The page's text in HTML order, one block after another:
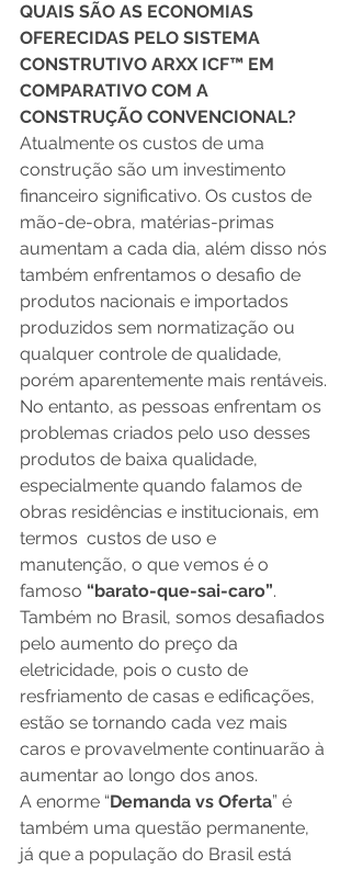
QUAIS SÃO AS ECONOMIAS
OFERECIDAS PELO SISTEMA
CONSTRUTIVO ARXX ICF™ EM
COMPARATIVO COM A
CONSTRUÇÃO CONVENCIONAL?
Atualmente os custos de uma
construção são um investimento
financeiro significativo. Os custos de
mão-de-obra, matérias-primas
aumentam a cada dia, além disso nós
também enfrentamos o desafio de
produtos nacionais e importados
produzidos sem normatização ou
qualquer controle de qualidade,
porém aparentemente mais rentáveis.
No entanto, as pessoas enfrentam os
problemas criados pelo uso desses
produtos de baixa qualidade,
especialmente quando falamos de
obras residências e institucionais, em
termos  custos de uso e
manutenção, o que vemos é o
famoso “barato-que-sai-caro”.
Também no Brasil, somos desafiados
pelo aumento do preço da
eletricidade, pois o custo de
resfriamento de casas e edificações,
estão se tornando cada vez mais
caros e provavelmente continuarão à
aumentar ao longo dos anos.
A enorme “Demanda vs Oferta” é
também uma questão permanente,
já que a população do Brasil está